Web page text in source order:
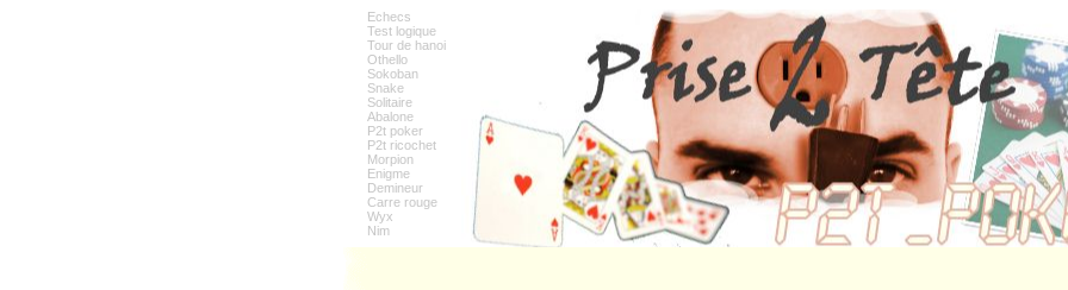
Echecs
Test logique
Tour de hanoi
Othello
Sokoban
Snake
Solitaire
Abalone
P2t poker
P2t ricochet
Morpion
Enigme
Demineur
Carre rouge
Wyx
Nim